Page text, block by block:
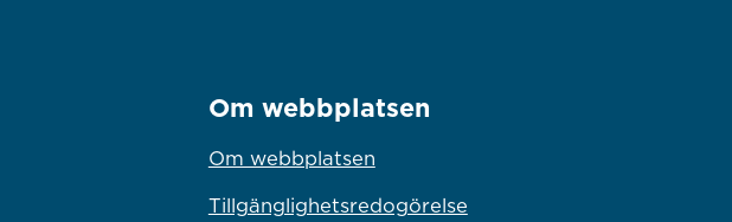
Om webbplatsen
Om webbplatsen
Tillgänglighetsredogörelse